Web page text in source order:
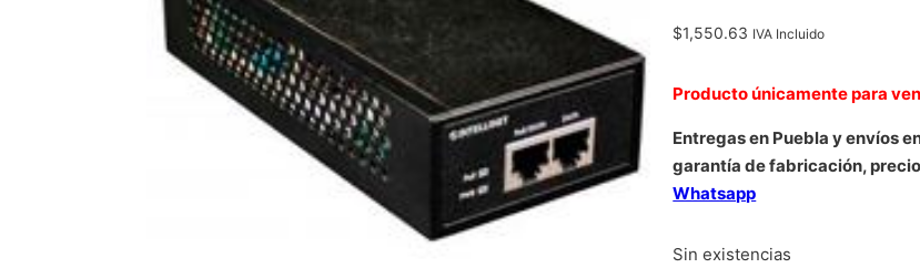
$1,550.63 IVA Incluido
Producto únicamente para
Entregas en Puebla y envíos
garantía de fabricación,
Whatsapp
Sin existencias